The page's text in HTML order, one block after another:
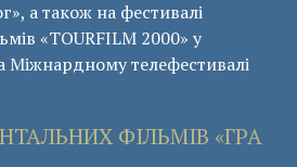
а також на фестивалі
«ТОURFILM 2000» у
Міжнардному телефестивалі
ФІЛЬМІВ «ГРА